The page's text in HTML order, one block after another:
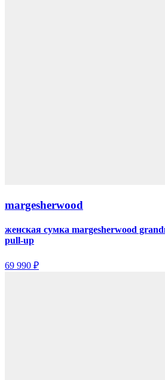
margesherwood
женская сумка margesherwood
pull-up
69 990 ₽